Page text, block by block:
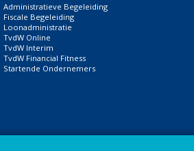
Administratieve Begeleiding
Fiscale Begeleiding
Loonadministratie
TvdW Online
TvdW Interim
TvdW Financial Fitness
Startende Ondernemers